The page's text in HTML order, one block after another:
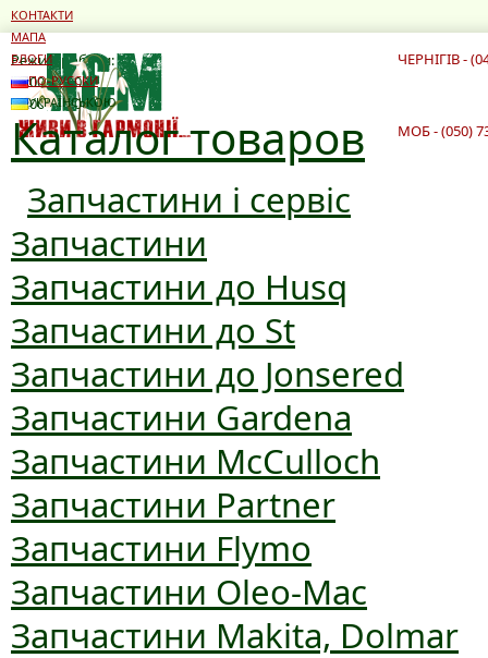
Режим роботи:
10:00 - 19:00
10:00 - 16:00
ЧЕРНІГІВ -
Каталог товаров
Запчастини і сервіс
Запчастини
Запчастини до Husq
Запчастини до St
Запчастини до Jonsered
Запчастини Gardena
Запчастини McCulloch
Запчастини Partner
Запчастини Flymo
Запчастини Oleo-Mac
Запчастини Makita, Dolmar
МОБ - (050)
КОНТАКТИ
МАПА
БЛОГИ
ПО-РУССКИ
УКРАЇНСЬКОЮ